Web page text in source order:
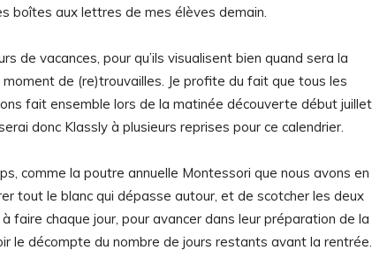
boîtes aux lettres de mes élèves demain.
de vacances, pour qu’ils visualisent bien quand sera la
de (re)trouvailles. Je profite du fait que tous les
fait ensemble lors de la matinée découverte début
donc Klassly à plusieurs reprises pour ce calendrier.
comme la poutre annuelle Montessori que nous avons en
tout le blanc qui dépasse autour, et de scotcher les deux
faire chaque jour, pour avancer dans leur préparation de la
le décompte du nombre de jours restants avant la rentrée.